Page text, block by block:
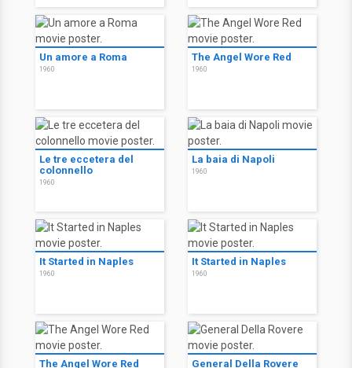
Un amore a Roma
1960
The Angel Wore Red
1960
Le tre eccetera del
colonnello
1960
La baia di Napoli
1960
It Started in Naples
1960
It Started in Naples
1960
The Angel Wore Red General Della Rovere